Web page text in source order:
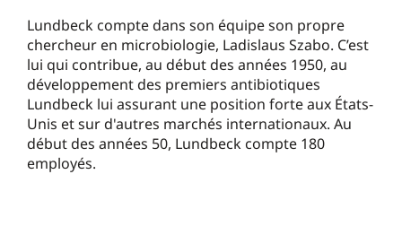
Lundbeck compte dans son équipe son propre
chercheur en microbiologie, Ladislaus Szabo. C’est
lui qui contribue, au début des années 1950, au
développement des premiers antibiotiques
Lundbeck lui assurant une position forte aux États-
Unis et sur d'autres marchés internationaux. Au
début des années 50, Lundbeck compte 180
employés.